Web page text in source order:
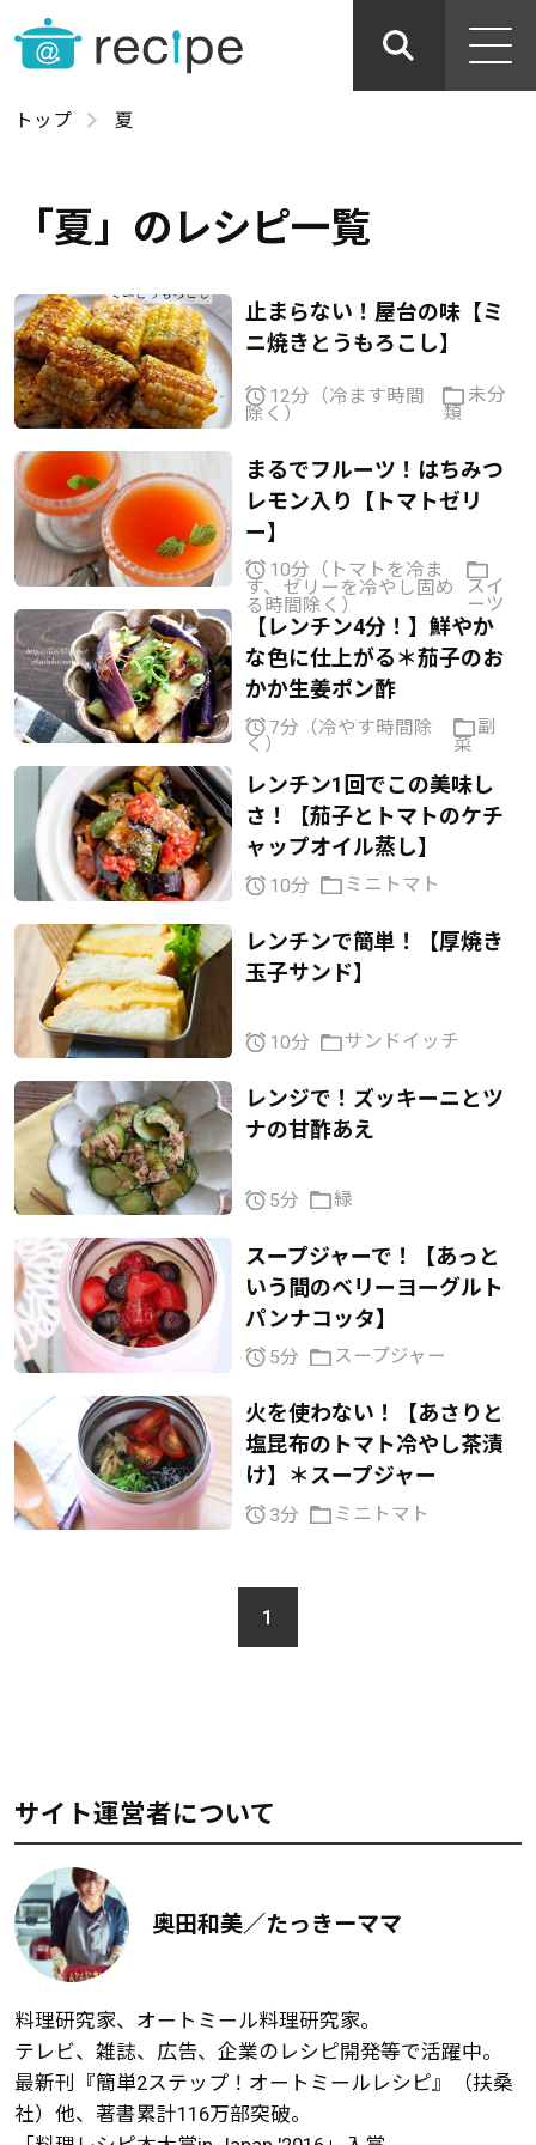
トップ 夏
「夏」のレシピ一覧
止まらない！屋台の味【ミ
ニ焼きとうもろこし】
12分（冷ます時間
除く）
未分
類
まるでフルーツ！はちみつ
レモン入り【トマトゼリ
ー】
10分（トマトを冷ま
す、ゼリーを冷やし固め
る時間除く）
スイ
ーツ
【レンチン4分！】鮮やか
な色に仕上がる＊茄子のお
かか生姜ポン酢
7分（冷やす時間除
く）
副
菜
レンチン1回でこの美味し
さ！【茄子とトマトのケチ
ャップオイル蒸し】
10分 ミニトマト
レンチンで簡単！【厚焼き
玉子サンド】
10分 サンドイッチ
レンジで！ズッキーニとツ
ナの甘酢あえ
5分 緑
スープジャーで！【あっと
いう間のベリーヨーグルト
パンナコッタ】
5分 スープジャー
火を使わない！【あさりと
塩昆布のトマト冷やし茶漬
け】＊スープジャー
3分 ミニトマト
1
サイト運営者について
奥田和美／たっきーママ
料理研究家、オートミール料理研究家。
テレビ、雑誌、広告、企業のレシピ開発等で活躍中。
最新刊『簡単2ステップ！オートミールレシピ』（扶桑
社）他、著書累計116万部突破。